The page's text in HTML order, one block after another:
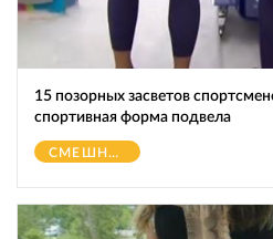
15 позорных засветов
спортивная форма подвела
СМЕШНОЕ